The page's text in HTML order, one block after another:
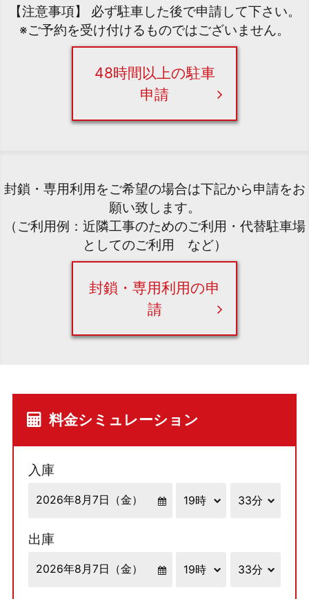
【注意事項】 必ず駐車した後で申請して下さい。
※ご予約を受け付けるものではございません。
48時間以上の駐車
申請
封鎖・専用利用をご希望の場合は下記から申請をお
願い致します。
（ご利用例：近隣工事のためのご利用・代替駐車場
としてのご利用 など）
封鎖・専用利用の申
請
料金シミュレーション
入庫
出庫